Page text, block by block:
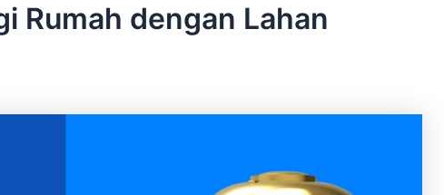
Rumah dengan Lahan